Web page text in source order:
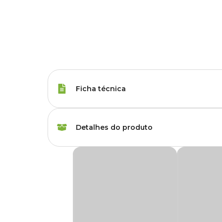
Ficha técnica
Gênero Unissex
Detalhes do produto